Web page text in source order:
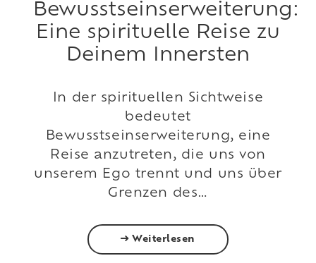
Bewusstseinserweiterung:
Eine spirituelle Reise zu
Deinem Innersten
In der spirituellen Sichtweise
bedeutet
Bewusstseinserweiterung, eine
Reise anzutreten, die uns von
unserem Ego trennt und uns über
Grenzen des…
Weiterlesen